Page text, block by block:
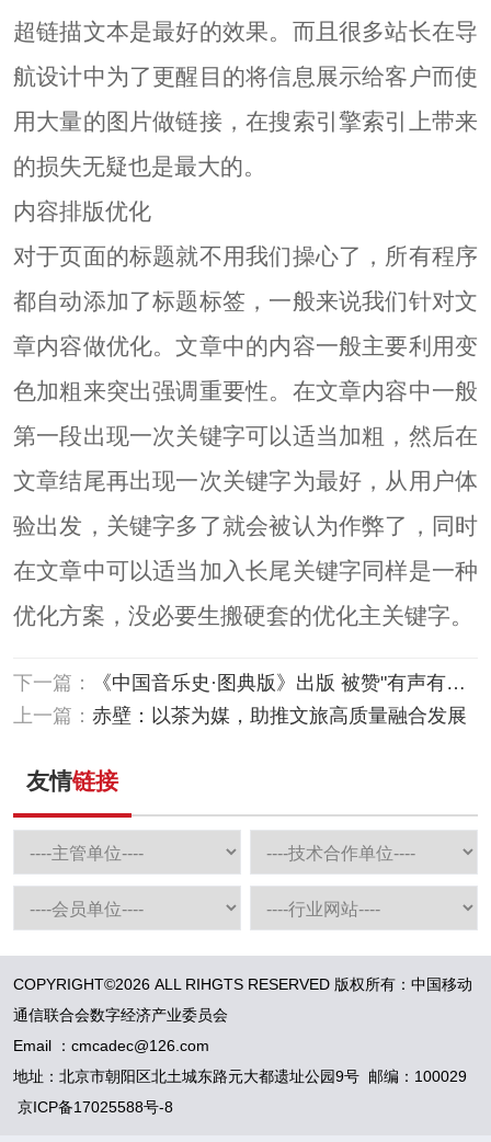
超链描文本是最好的效果。而且很多站长在导
航设计中为了更醒目的将信息展示给客户而使
用大量的图片做链接，在搜索引擎索引上带来
的损失无疑也是最大的。
内容排版优化
对于页面的标题就不用我们操心了，所有程序
都自动添加了标题标签，一般来说我们针对文
章内容做优化。文章中的内容一般主要利用变
色加粗来突出强调重要性。在文章内容中一般
第一段出现一次关键字可以适当加粗，然后在
文章结尾再出现一次关键字为最好，从用户体
验出发，关键字多了就会被认为作弊了，同时
在文章中可以适当加入长尾关键字同样是一种
优化方案，没必要生搬硬套的优化主关键字。
下一篇：
《中国音乐史·图典版》出版 被赞"有声有色
的中国音乐史"
上一篇： 赤壁：以茶为媒，助推文旅高质量融合发展
友情链接
COPYRIGHT©2026 ALL RIHGTS RESERVED 版权所有：中国移动
通信联合会数字经济产业委员会
Email ：cmcadec@126.com
地址：北京市朝阳区北土城东路元大都遗址公园9号 邮编：100029
京ICP备17025588号-8